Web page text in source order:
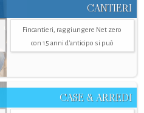
CANTIERI
Fincantieri, raggiungere Net zero
con 15 anni d'anticipo si può
CASE & ARREDI